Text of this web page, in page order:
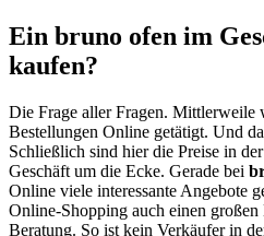
Ein bruno ofen im
kaufen?
Die Frage aller Fragen. Mittlerweile
Bestellungen Online getätigt. Und
Schließlich sind hier die Preise in
Geschäft um die Ecke. Gerade bei
Online viele interessante Angebote
Online-Shopping auch einen
Beratung. So ist kein Verkäufer in